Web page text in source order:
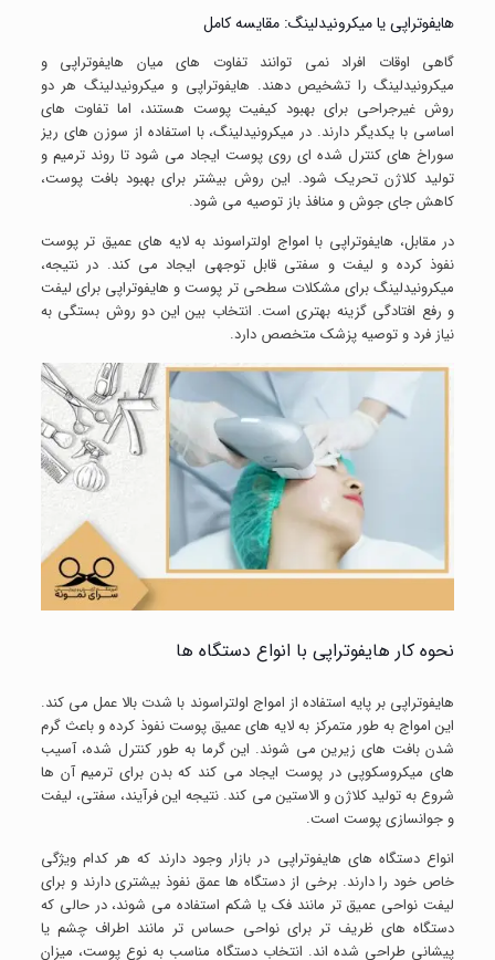
هایفوتراپی یا میکرونیدلینگ: مقایسه کامل
گاهی اوقات افراد نمی توانند تفاوت های میان هایفوتراپی و
میکرونیدلینگ را تشخیص دهند. هایفوتراپی و میکرونیدلینگ هر دو
روش غیرجراحی برای بهبود کیفیت پوست هستند، اما تفاوت های
اساسی با یکدیگر دارند. در میکرونیدلینگ، با استفاده از سوزن های ریز
سوراخ های کنترل شده ای روی پوست ایجاد می شود تا روند ترمیم و
تولید کلاژن تحریک شود. این روش بیشتر برای بهبود بافت پوست،
کاهش جای جوش و منافذ باز توصیه می شود.
در مقابل، هایفوتراپی با امواج اولتراسوند به لایه های عمیق تر پوست
نفوذ کرده و لیفت و سفتی قابل توجهی ایجاد می کند. در نتیجه،
میکرونیدلینگ برای مشکلات سطحی تر پوست و هایفوتراپی برای لیفت
و رفع افتادگی گزینه بهتری است. انتخاب بین این دو روش بستگی به
نیاز فرد و توصیه پزشک متخصص دارد.
نحوه کار هایفوتراپی با انواع دستگاه ها
هایفوتراپی بر پایه استفاده از امواج اولتراسوند با شدت بالا عمل می کند.
این امواج به طور متمرکز به لایه های عمیق پوست نفوذ کرده و باعث گرم
شدن بافت های زیرین می شوند. این گرما به طور کنترل شده، آسیب
های میکروسکوپی در پوست ایجاد می کند که بدن برای ترمیم آن ها
شروع به تولید کلاژن و الاستین می کند. نتیجه این فرآیند، سفتی، لیفت
و جوانسازی پوست است.
انواع دستگاه های هایفوتراپی در بازار وجود دارند که هر کدام ویژگی
خاص خود را دارند. برخی از دستگاه ها عمق نفوذ بیشتری دارند و برای
لیفت نواحی عمیق تر مانند فک یا شکم استفاده می شوند، در حالی که
دستگاه های ظریف تر برای نواحی حساس تر مانند اطراف چشم یا
پیشانی طراحی شده اند. انتخاب دستگاه مناسب به نوع پوست، میزان